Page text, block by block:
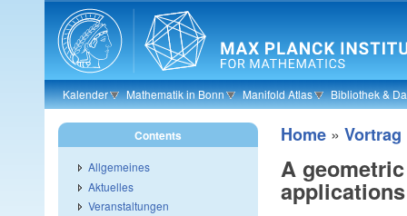
Skip to main content
Kalender Mathematik in Bonn Manifold Atlas Bibliothek &
Home » Vortrag
A
Contents
Allgemeines
Aktuelles
Veranstaltungen